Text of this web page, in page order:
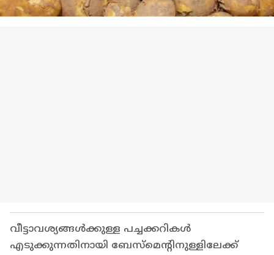
വീട്ടാവശ്യങ്ങൾക്കുള്ള പച്ചക്കറികൾ
എടുക്കുന്നതിനായി ബേസ്മെന്‍റിനുള്ളിലേക്ക്